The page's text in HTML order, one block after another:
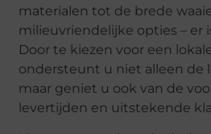
materialen tot de brede
milieuvriendelijke opties – er
Door te kiezen voor een
ondersteunt u niet alleen de
maar geniet u ook van de
levertijden en uitstekende